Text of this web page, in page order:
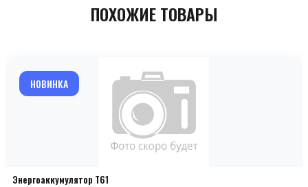
ПОХОЖИЕ ТОВАРЫ
НОВИНКА
Энергоаккумулятор T61